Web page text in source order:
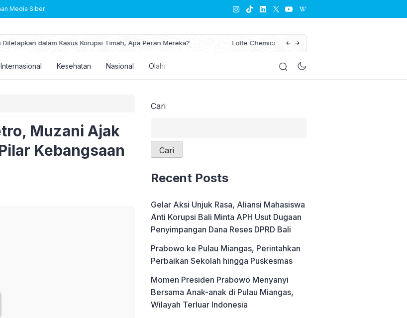
Media Siber
Chemical Berinvestasi di Pabrik Baru: Stimulus Baru bagi Industri Manufaktur PPP Siap Tampilkan Bukti dan
Internasional Kesehatan Nasional Olahraga
Muzani Ajak
Kebangsaan
Cari
Cari
Recent Posts
Gelar Aksi Unjuk Rasa, Aliansi Mahasiswa
Anti Korupsi Bali Minta APH Usut Dugaan
Penyimpangan Dana Reses DPRD Bali
Prabowo ke Pulau Miangas, Perintahkan
Perbaikan Sekolah hingga Puskesmas
Momen Presiden Prabowo Menyanyi
Bersama Anak-anak di Pulau Miangas,
Wilayah Terluar Indonesia